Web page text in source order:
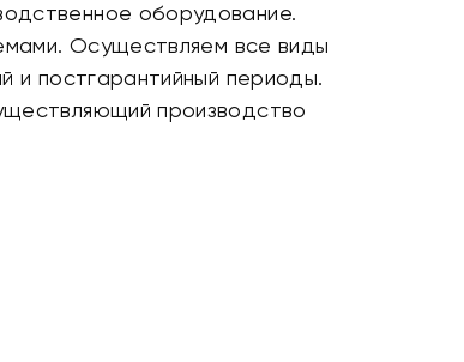
оборудование.
Осуществляем все виды
и постгарантийный периоды.
производство